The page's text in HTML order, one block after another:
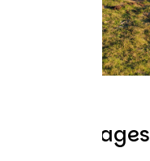
Témoignages